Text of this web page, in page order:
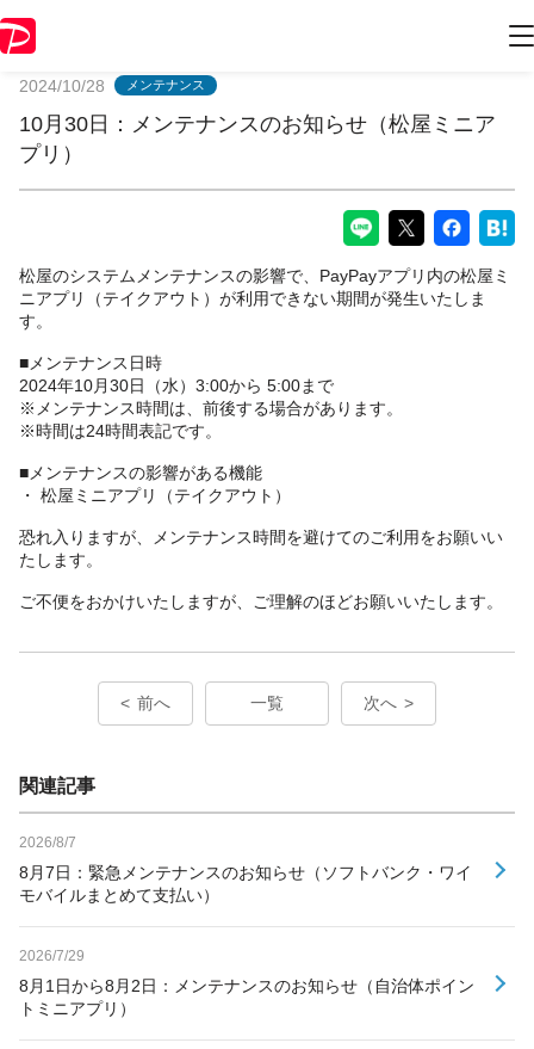
2024/10/28 メンテナンス
10月30日：メンテナンスのお知らせ（松屋ミニア
プリ）
松屋のシステムメンテナンスの影響で、PayPayアプリ内の松屋ミ
ニアプリ（テイクアウト）が利用できない期間が発生いたしま
す。
■メンテナンス日時
2024年10月30日（水）3:00から 5:00まで
※メンテナンス時間は、前後する場合があります。
※時間は24時間表記です。
■メンテナンスの影響がある機能
・ 松屋ミニアプリ（テイクアウト）
恐れ入りますが、メンテナンス時間を避けてのご利用をお願いい
たします。
ご不便をおかけいたしますが、ご理解のほどお願いいたします。
前へ 一覧 次へ
関連記事
2026/8/7
8月7日：緊急メンテナンスのお知らせ（ソフトバンク・ワイ
モバイルまとめて支払い）
2026/7/29
8月1日から8月2日：メンテナンスのお知らせ（自治体ポイン
トミニアプリ）